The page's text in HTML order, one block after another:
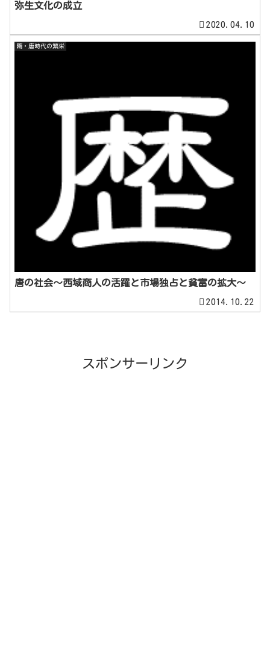
弥生文化の成立
2020.04.10
隋・唐時代の繁栄
唐の社会～西域商人の活躍と市場独占と貧富の拡大～
2014.10.22
スポンサーリンク